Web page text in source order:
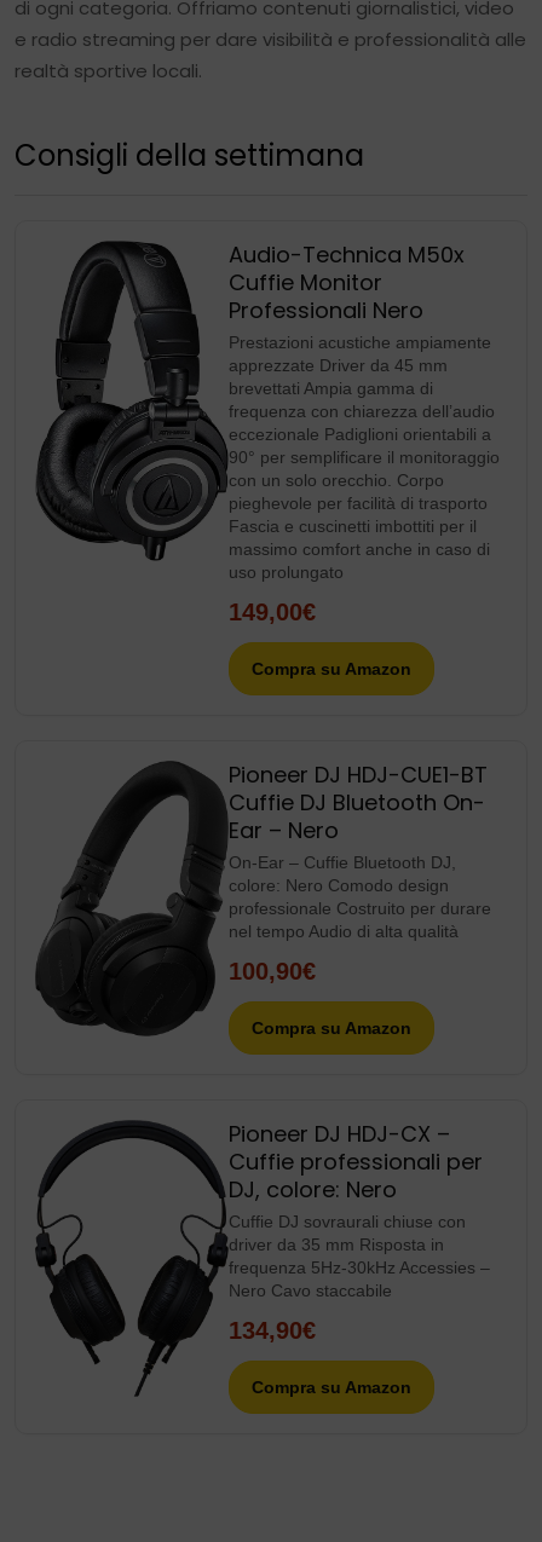
di ogni categoria. Offriamo contenuti giornalistici, video
e radio streaming per dare visibilità e professionalità alle
realtà sportive locali.
Consigli della settimana
Audio-Technica M50x
Cuffie Monitor
Professionali Nero
Prestazioni acustiche ampiamente
apprezzate Driver da 45 mm
brevettati Ampia gamma di
frequenza con chiarezza dell’audio
eccezionale Padiglioni orientabili a
90° per semplificare il monitoraggio
con un solo orecchio. Corpo
pieghevole per facilità di trasporto
Fascia e cuscinetti imbottiti per il
massimo comfort anche in caso di
uso prolungato
149,00€
Compra su Amazon
Pioneer DJ HDJ-CUE1-BT
Cuffie DJ Bluetooth On-
Ear – Nero
On-Ear – Cuffie Bluetooth DJ,
colore: Nero Comodo design
professionale Costruito per durare
nel tempo Audio di alta qualità
100,90€
Compra su Amazon
Pioneer DJ HDJ-CX –
Cuffie professionali per
DJ, colore: Nero
Cuffie DJ sovraurali chiuse con
driver da 35 mm Risposta in
frequenza 5Hz-30kHz Accessies –
Nero Cavo staccabile
134,90€
Compra su Amazon